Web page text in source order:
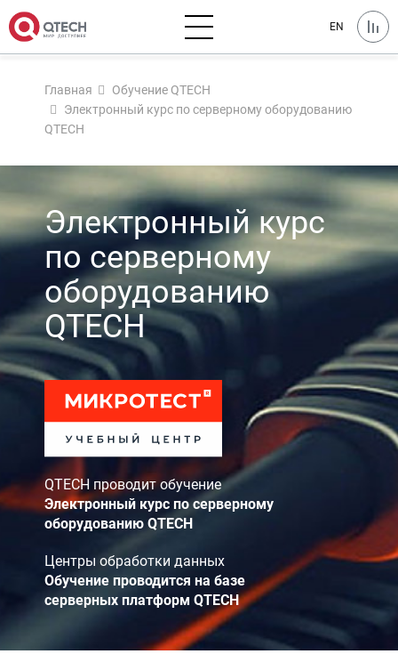
EN
Главная
Обучение QTECH
Электронный курс по серверному оборудованию
QTECH
Электронный курс
по серверному
оборудованию
QTECH
QTECH проводит обучение
Электронный курс по серверному
оборудованию QTECH
Центры обработки данных
Обучение проводится на базе
серверных платформ QTECH